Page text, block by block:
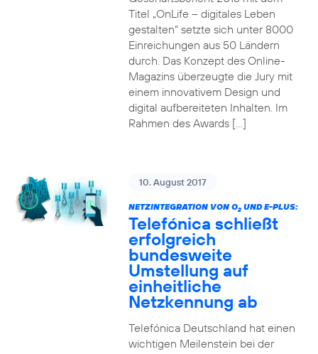
Titel „OnLife – digitales Leben
gestalten“ setzte sich unter 8000
Einreichungen aus 50 Ländern
durch. Das Konzept des Online-
Magazins überzeugte die Jury mit
einem innovativem Design und
digital aufbereiteten Inhalten. Im
Rahmen des Awards […]
10. August 2017
NETZINTEGRATION VON O2UND E-PLUS:
Telefónica schließt
erfolgreich
bundesweite
Umstellung auf
einheitliche
Netzkennung ab
Telefónica Deutschland hat einen
wichtigen Meilenstein bei der